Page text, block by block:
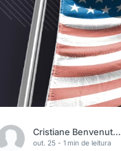
Cristiane Benvenuto Andrade
out. 25 - 1 min de leitura